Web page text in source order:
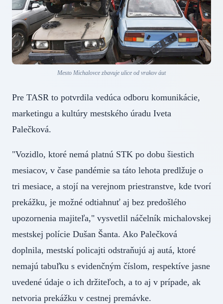
Mesto Michalovce zbavuje ulice od vrakov áut
Pre TASR to potvrdila vedúca odboru komunikácie,
marketingu a kultúry mestského úradu Iveta
Palečková.
"Vozidlo, ktoré nemá platnú STK po dobu šiestich
mesiacov, v čase pandémie sa táto lehota predlžuje o
tri mesiace, a stojí na verejnom priestranstve, kde tvorí
prekážku, je možné odtiahnuť aj bez predošlého
upozornenia majiteľa," vysvetlil náčelník michalovskej
mestskej polície Dušan Šanta. Ako Palečková
doplnila, mestskí policajti odstraňujú aj autá, ktoré
nemajú tabuľku s evidenčným číslom, respektíve jasne
uvedené údaje o ich držiteľoch, a to aj v prípade, ak
netvoria prekážku v cestnej premávke.